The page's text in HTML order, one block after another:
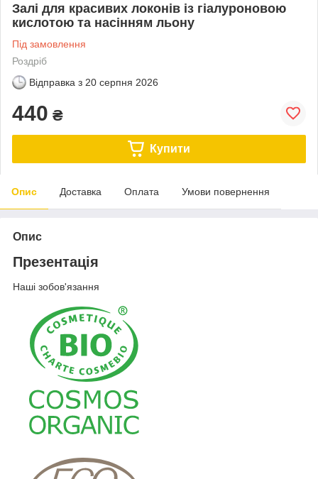
Залі для красивих локонів із гіалуроновою
кислотою та насінням льону
Під замовлення
Роздріб
Відправка з 20 серпня 2026
440 ₴
Купити
Опис Доставка Оплата Умови повернення
Опис
Презентація
Наші зобов'язання